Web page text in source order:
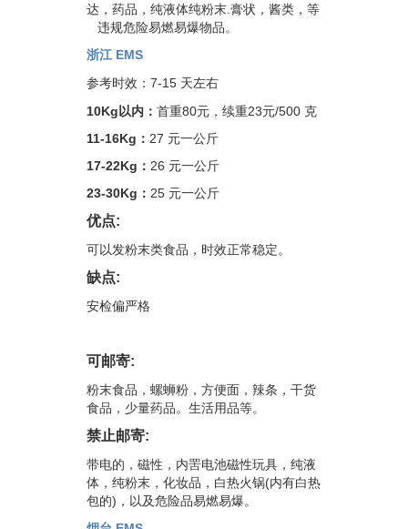
达，药品，纯液体纯粉末.膏状，酱类，等
违规危险易燃易爆物品。
浙江 EMS
参考时效：7-15 天左右
10Kg以内： 首重80元，续重23元/500 克
11-16Kg： 27 元一公斤
17-22Kg： 26 元一公斤
23-30Kg： 25 元一公斤
优点:
可以发粉末类食品，时效正常稳定。
缺点:
安检偏严格
可邮寄:
粉末食品，螺蛳粉，方便面，辣条，干货
食品，少量药品。生活用品等。
禁止邮寄:
带电的，磁性，内罟电池磁性玩具 ，纯液
体，纯粉末，化妆品，白热火锅(内有白热
包的)，以及危险品易燃易爆。